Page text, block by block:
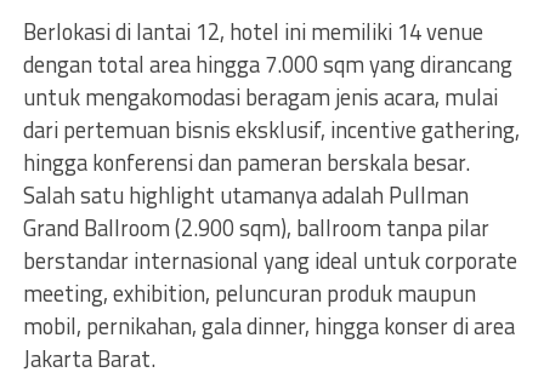
Berlokasi di lantai 12, hotel ini memiliki 14 venue
dengan total area hingga 7.000 sqm yang dirancang
untuk mengakomodasi beragam jenis acara, mulai
dari pertemuan bisnis eksklusif, incentive gathering,
hingga konferensi dan pameran berskala besar.
Salah satu highlight utamanya adalah Pullman
Grand Ballroom (2.900 sqm), ballroom tanpa pilar
berstandar internasional yang ideal untuk corporate
meeting, exhibition, peluncuran produk maupun
mobil, pernikahan, gala dinner, hingga konser di area
Jakarta Barat.